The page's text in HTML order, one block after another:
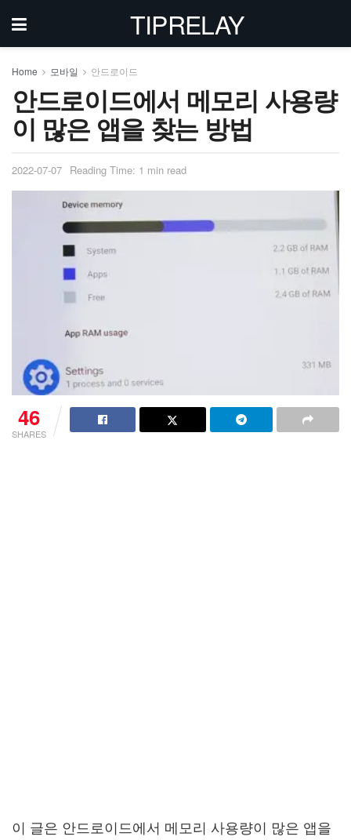
TIPRELAY
Home 모바일 안드로이드
안드로이드에서 메모리 사용량
이 많은 앱을 찾는 방법
2022-07-07 Reading Time: 1 min read
46
SHARES
이 글은 안드로이드에서 메모리 사용량이 많은 앱을